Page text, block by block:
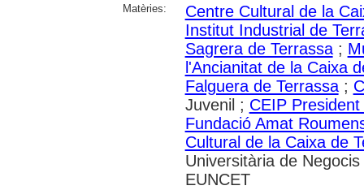
Matèries:
Centre Cultural de la
Institut Industrial de
Sagrera de Terrassa;
l'Ancianitat de la Caixa
Falguera de Terrassa;
Juvenil ; CEIP
Fundació Amat
Cultural de la Caixa de
Universitària de
EUNCET